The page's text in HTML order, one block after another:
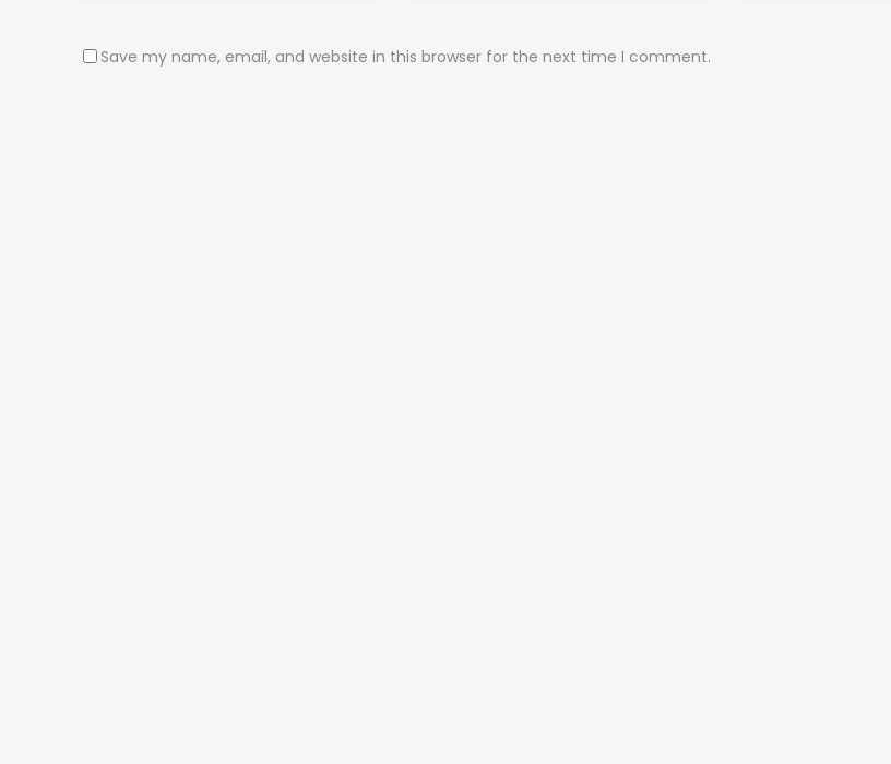
Save my name, email, and website in this browser for the next time I comment.